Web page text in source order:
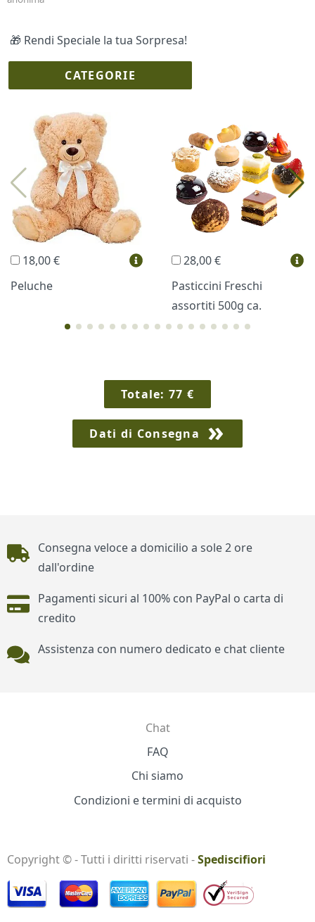
🎁 Rendi Speciale la tua Sorpresa!
CATEGORIE
I più scelti
Profumi Collane Lussoni®
Trudi® THUN®
Regali Personalizzati
18,00 €
Peluche
28,00 €
Pasticcini Freschi
assortiti 500g ca.
Totale:77 €
Dati di Consegna
Piè di pagina
Consegna veloce a domicilio a sole 2 ore
dall'ordine
Pagamenti sicuri al 100% con PayPal o carta di
credito
Assistenza con numero dedicato e chat cliente
Chat
FAQ
Chi siamo
Condizioni e termini di acquisto
Copyright © - Tutti i diritti riservati -Spediscifiori